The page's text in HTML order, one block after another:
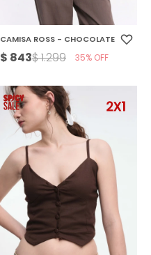
CAMISA ROSS - CHOCOLATE
$ 843$1.299 35